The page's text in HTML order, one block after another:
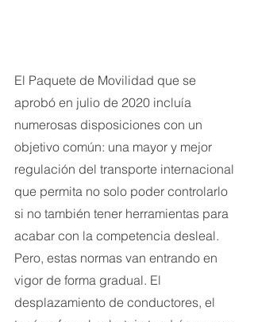
El Paquete de Movilidad que se
aprobó en julio de 2020 incluía
numerosas disposiciones con un
objetivo común: una mayor y mejor
regulación del transporte internacional
que permita no solo poder controlarlo
si no también tener herramientas para
acabar con la competencia desleal.
Pero, estas normas van entrando en
vigor de forma gradual. El
desplazamiento de conductores, el